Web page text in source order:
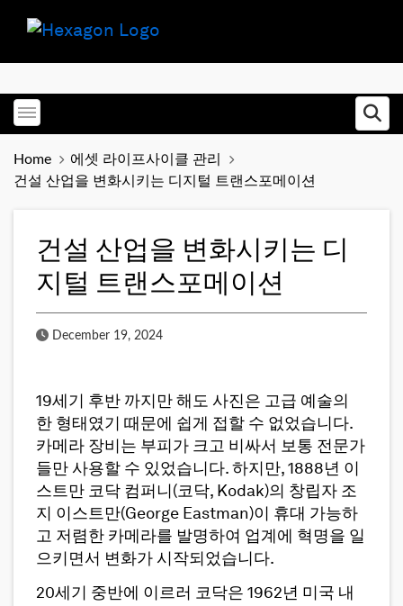
Toggle menubar
Home
에셋 라이프사이클 관리
건설 산업을 변화시키는 디지털 트랜스포메이션
건설 산업을 변화시키는 디
지털 트랜스포메이션
Published Date
December 19, 2024
19세기 후반 까지만 해도 사진은 고급 예술의
한 형태였기 때문에 쉽게 접할 수 없었습니다.
카메라 장비는 부피가 크고 비싸서 보통 전문가
들만 사용할 수 있었습니다. 하지만, 1888년 이
스트만 코닥 컴퍼니(코닥, Kodak)의 창립자 조
지 이스트만(George Eastman)이 휴대 가능하
고 저렴한 카메라를 발명하여 업계에 혁명을 일
으키면서 변화가 시작되었습니다.
20세기 중반에 이르러 코닥은 1962년 미국 내